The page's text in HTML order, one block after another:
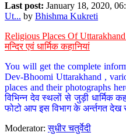
Last post: January 18, 2020,
Ut... by Bhishma Kukreti
Religious Places Of
मन्दिर एवं धार्मिक कहानियां
You will get the complete
Dev-Bhoomi Uttarakhand ,
places and their photographs
विभिन्न देव स्थलों से जुड़ी धार्मिक
फोटो आप इस विभाग के अर्न्तगत
Moderator:सुधीर चतुर्वेदी